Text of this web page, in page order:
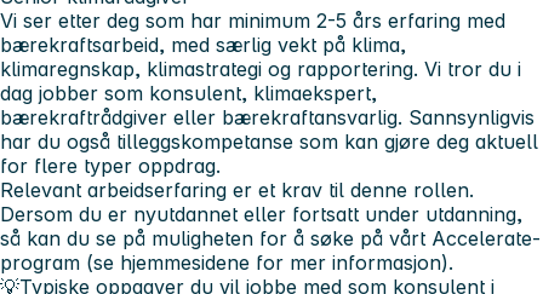
Vi ser etter deg som har minimum 2-5 års erfaring med
bærekraftsarbeid, med særlig vekt på klima,
klimaregnskap, klimastrategi og rapportering. Vi tror du i
dag jobber som konsulent, klimaekspert,
bærekraftrådgiver eller bærekraftansvarlig. Sannsynligvis
har du også tilleggskompetanse som kan gjøre deg aktuell
for flere typer oppdrag.
Relevant arbeidserfaring er et krav til denne rollen.
Dersom du er nyutdannet eller fortsatt under utdanning,
så kan du se på muligheten for å søke på vårt Accelerate-
program (se hjemmesidene for mer informasjon).
💡Typiske oppgaver du vil jobbe med som konsulent i